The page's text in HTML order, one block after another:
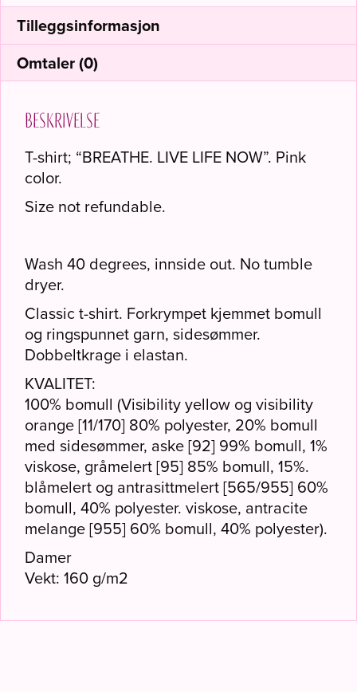
Tilleggsinformasjon
Omtaler (0)
Beskrivelse
T-shirt; “BREATHE. LIVE LIFE NOW”. Pink
color.
Size not refundable.
Wash 40 degrees, innside out. No tumble
dryer.
Classic t-shirt. Forkrympet kjemmet bomull
og ringspunnet garn, sidesømmer.
Dobbeltkrage i elastan.
KVALITET:
100% bomull (Visibility yellow og visibility
orange [11/170] 80% polyester, 20% bomull
med sidesømmer, aske [92] 99% bomull, 1%
viskose, gråmelert [95] 85% bomull, 15%.
blåmelert og antrasittmelert [565/955] 60%
bomull, 40% polyester. viskose, antracite
melange [955] 60% bomull, 40% polyester).
Damer
Vekt: 160 g/m2